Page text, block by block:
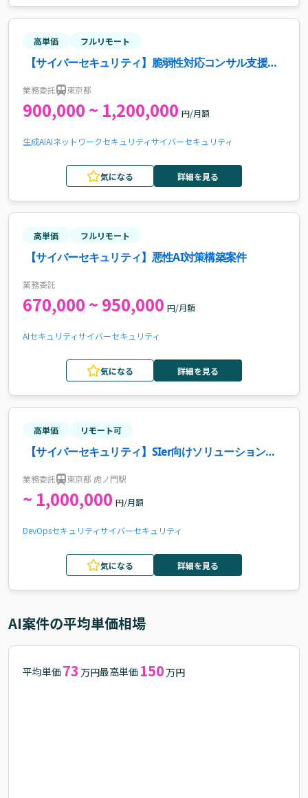
高単価 フルリモート
【サイバーセキュリティ】脆弱性対応コンサル支援案
業務委託 東京都
900,000 ~ 1,200,000 円/月額
生成AIAIネットワークセキュリティサイバーセキュリティ
気になる 詳細を見る
高単価 フルリモート
【サイバーセキュリティ】悪性AI対策構築案件
業務委託
670,000 ~ 950,000 円/月額
AIセキュリティサイバーセキュリティ
気になる 詳細を見る
高単価 リモート可
【サイバーセキュリティ】SIer向けソリューション提
業務委託 東京都 虎ノ門駅
~ 1,000,000 円/月額
DevOpsセキュリティサイバーセキュリティ
気になる 詳細を見る
AI案件の平均単価相場
平均単価 73 万円最高単価 150 万円